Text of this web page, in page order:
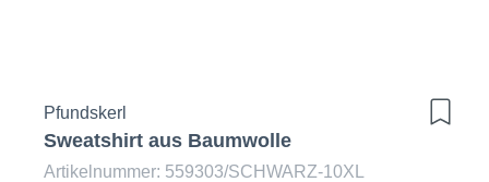
Pfundskerl
Sweatshirt aus Baumwolle
Artikelnummer: 559303/SCHWARZ-10XL